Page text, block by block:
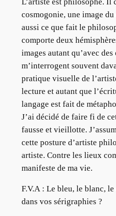
cosmogonie, une image du
aussi ce que fait le
comporte deux
images autant qu’avec
m’interrogent souvent
pratique visuelle de
lecture et autant que
langage est fait de
J’ai décidé de faire fi de
fausse et vieillotte.
cette posture d’artiste
artiste. Contre les lieux
manifeste de ma vie.
F.V.A : Le bleu, le blanc,
dans vos sérigraphies ?